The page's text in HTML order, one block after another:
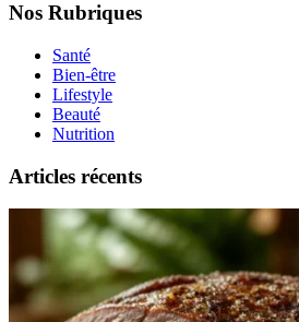
Nos Rubriques
Santé
Bien-être
Lifestyle
Beauté
Nutrition
Articles récents